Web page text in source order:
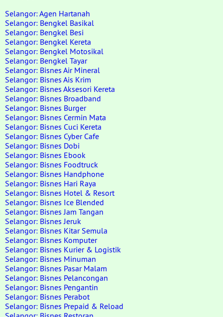
Selangor: Agen Hartanah
Selangor: Bengkel Basikal
Selangor: Bengkel Besi
Selangor: Bengkel Kereta
Selangor: Bengkel Motosikal
Selangor: Bengkel Tayar
Selangor: Bisnes Air Mineral
Selangor: Bisnes Ais Krim
Selangor: Bisnes Aksesori Kereta
Selangor: Bisnes Broadband
Selangor: Bisnes Burger
Selangor: Bisnes Cermin Mata
Selangor: Bisnes Cuci Kereta
Selangor: Bisnes Cyber Cafe
Selangor: Bisnes Dobi
Selangor: Bisnes Ebook
Selangor: Bisnes Foodtruck
Selangor: Bisnes Handphone
Selangor: Bisnes Hari Raya
Selangor: Bisnes Hotel & Resort
Selangor: Bisnes Ice Blended
Selangor: Bisnes Jam Tangan
Selangor: Bisnes Jeruk
Selangor: Bisnes Kitar Semula
Selangor: Bisnes Komputer
Selangor: Bisnes Kurier & Logistik
Selangor: Bisnes Minuman
Selangor: Bisnes Pasar Malam
Selangor: Bisnes Pelancongan
Selangor: Bisnes Pengantin
Selangor: Bisnes Perabot
Selangor: Bisnes Prepaid & Reload